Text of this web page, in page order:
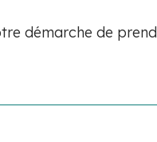
démarche de